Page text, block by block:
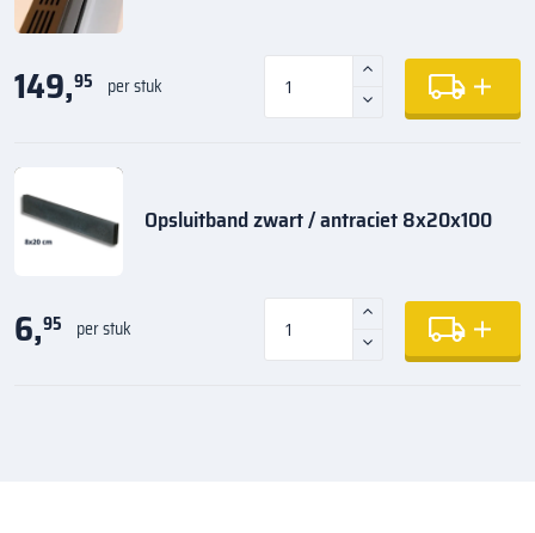
149,95 per stuk
Opsluitband zwart / antraciet 8x20x100
6,95 per stuk